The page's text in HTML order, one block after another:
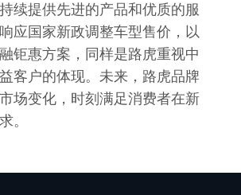
续提供先进的产品和优质的服
应国家新政调整车型售价，以
钜惠方案，同样是路虎重视中
客户的体现。未来，路虎品牌
场变化，时刻满足消费者在新
。